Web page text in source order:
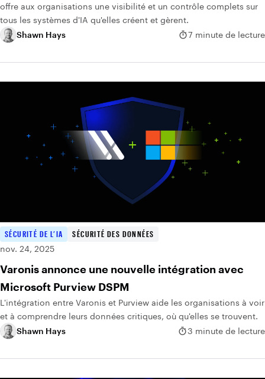
offre aux organisations une visibilité et un contrôle complets sur
tous les systèmes d'IA qu'elles créent et gèrent.
Shawn Hays
7 minute de lecture
SÉCURITÉ DE L’IA
SÉCURITÉ DES DONNÉES
nov. 24, 2025
Varonis annonce une nouvelle intégration avec
Microsoft Purview DSPM
L'intégration entre Varonis et Purview aide les organisations à voir
et à comprendre leurs données critiques, où qu'elles se trouvent.
Shawn Hays
3 minute de lecture